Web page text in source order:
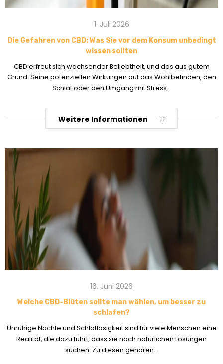
1. Juli 2026
Die Gefahren von CBD: Was Sie vor dem Konsum unbedingt
wissen sollten
CBD erfreut sich wachsender Beliebtheit, und das aus gutem
Grund: Seine potenziellen Wirkungen auf das Wohlbefinden, den
Schlaf oder den Umgang mit Stress...
Weitere Informationen
16. Juni 2026
Welche CBD-Blüten sollte man wählen, um besser zu
schlafen?
Unruhige Nächte und Schlaflosigkeit sind für viele Menschen eine
Realität, die dazu führt, dass sie nach natürlichen Lösungen
suchen. Zu diesen gehören...